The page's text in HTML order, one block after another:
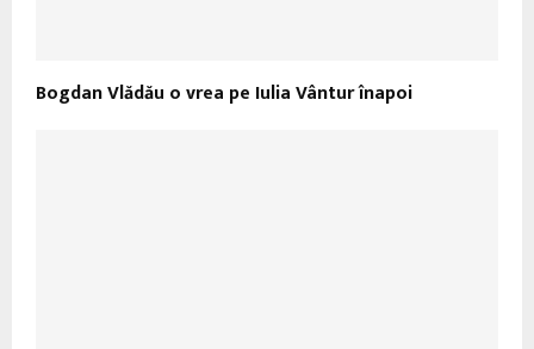
Bogdan Vlădău o vrea pe Iulia Vântur înapoi